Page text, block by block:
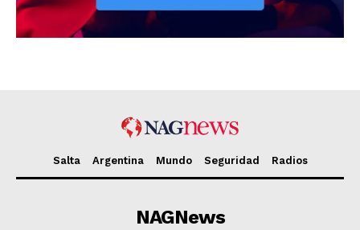
Salta Argentina Mundo Seguridad Radios
NAGNews